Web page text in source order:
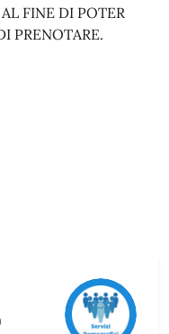
FINE DI POTER
PRENOTARE.